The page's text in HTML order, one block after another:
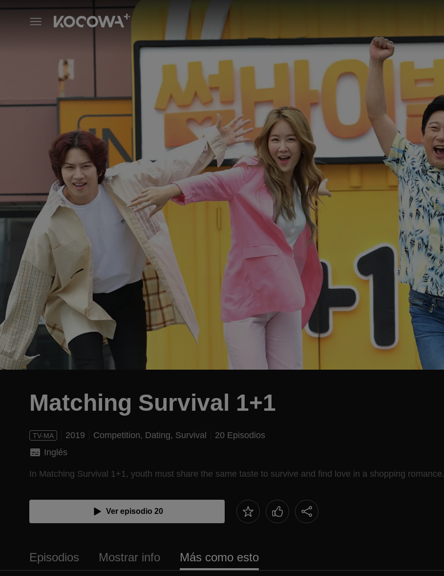
Matching Survival 1+1
Matching Survival 1+1
TV-MA 2019 Competition, Dating, Survival
20 Episodios
Inglés
In Matching Survival 1+1, youth must share the same taste to survive and find love in a shopping romance.
Ver episodio 20
Episodios Mostrar info Más como esto